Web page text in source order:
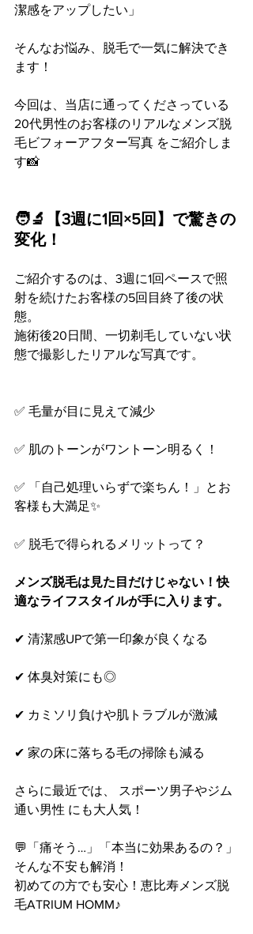
潔感をアップしたい」
そんなお悩み、脱毛で一気に解決でき
ます！
今回は、当店に通ってくださっている
20代男性のお客様のリアルなメンズ脱
毛ビフォーアフター写真 をご紹介しま
す📸
🧑‍🔬【3週に1回×5回】で驚きの
変化！
ご紹介するのは、3週に1回ペースで照
射を続けたお客様の5回目終了後の状
態。
施術後20日間、一切剃毛していない状
態で撮影したリアルな写真です。
✅ 毛量が目に見えて減少
✅ 肌のトーンがワントーン明るく！
✅ 「自己処理いらずで楽ちん！」とお
客様も大満足✨
✅ 脱毛で得られるメリットって？
メンズ脱毛は見た目だけじゃない！快
適なライフスタイルが手に入ります。
✔ 清潔感UPで第一印象が良くなる
✔ 体臭対策にも◎
✔ カミソリ負けや肌トラブルが激減
✔ 家の床に落ちる毛の掃除も減る
さらに最近では、 スポーツ男子やジム
通い男性 にも大人気！
💬「痛そう…」「本当に効果あるの？」
そんな不安も解消！
初めての方でも安心！恵比寿メンズ脱
毛ATRIUM HOMM♪